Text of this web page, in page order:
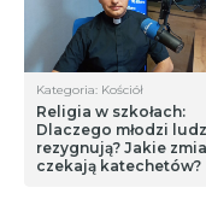
Kategoria: Kościół
Religia w szkołach:
Dlaczego młodzi
rezygnują? Jakie
czekają katechetów?